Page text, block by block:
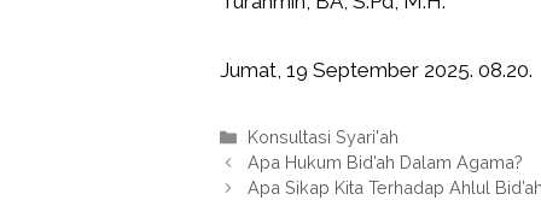
Jumat, 19 September 2025. 08.20.
Kategori
Konsultasi Syari'ah
Apa Hukum Bid’ah Dalam Agama?
Apa Sikap Kita Terhadap Ahlul